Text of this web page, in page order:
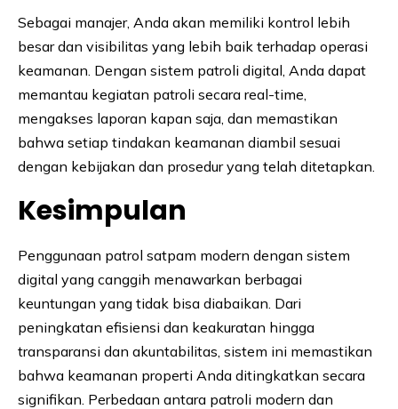
Sebagai manajer, Anda akan memiliki kontrol lebih
besar dan visibilitas yang lebih baik terhadap operasi
keamanan. Dengan sistem patroli digital, Anda dapat
memantau kegiatan patroli secara real-time,
mengakses laporan kapan saja, dan memastikan
bahwa setiap tindakan keamanan diambil sesuai
dengan kebijakan dan prosedur yang telah ditetapkan.
Kesimpulan
Penggunaan patrol satpam modern dengan sistem
digital yang canggih menawarkan berbagai
keuntungan yang tidak bisa diabaikan. Dari
peningkatan efisiensi dan keakuratan hingga
transparansi dan akuntabilitas, sistem ini memastikan
bahwa keamanan properti Anda ditingkatkan secara
signifikan. Perbedaan antara patroli modern dan